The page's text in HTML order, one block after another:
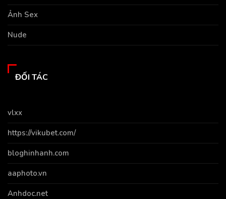
Ảnh Sex
Nude
ĐỐI TÁC
vlxx
https://vikubet.com/
bloghinhanh.com
aaphoto.vn
Anhdoc.net